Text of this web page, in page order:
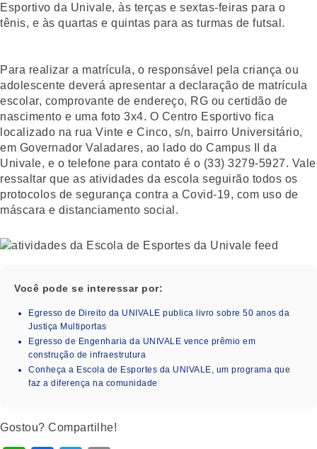
Esportivo da Univale, às terças e sextas-feiras para o
tênis, e às quartas e quintas para as turmas de futsal.
Para realizar a matrícula, o responsável pela criança ou
adolescente deverá apresentar a declaração de matrícula
escolar, comprovante de endereço, RG ou certidão de
nascimento e uma foto 3x4. O Centro Esportivo fica
localizado na rua Vinte e Cinco, s/n, bairro Universitário,
em Governador Valadares, ao lado do Campus II da
Univale, e o telefone para contato é o (33) 3279-5927. Vale
ressaltar que as atividades da escola seguirão todos os
protocolos de segurança contra a Covid-19, com uso de
máscara e distanciamento social.
Você pode se interessar por:
Egresso de Direito da UNIVALE publica livro sobre 50 anos da
Justiça Multiportas
Egresso de Engenharia da UNIVALE vence prêmio em
construção de infraestrutura
Conheça a Escola de Esportes da UNIVALE, um programa que
faz a diferença na comunidade
Gostou? Compartilhe!